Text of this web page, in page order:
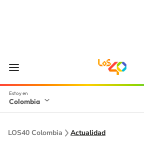
Colombia
LOS40 Colombia Actualidad